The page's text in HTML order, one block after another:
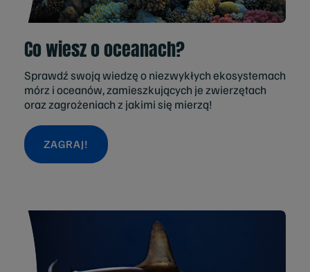
Co wiesz o oceanach?
Sprawdź swoją wiedzę o niezwykłych ekosystemach
mórz i oceanów, zamieszkujących je zwierzętach
oraz zagrożeniach z jakimi się mierzą!
ZAGRAJ!